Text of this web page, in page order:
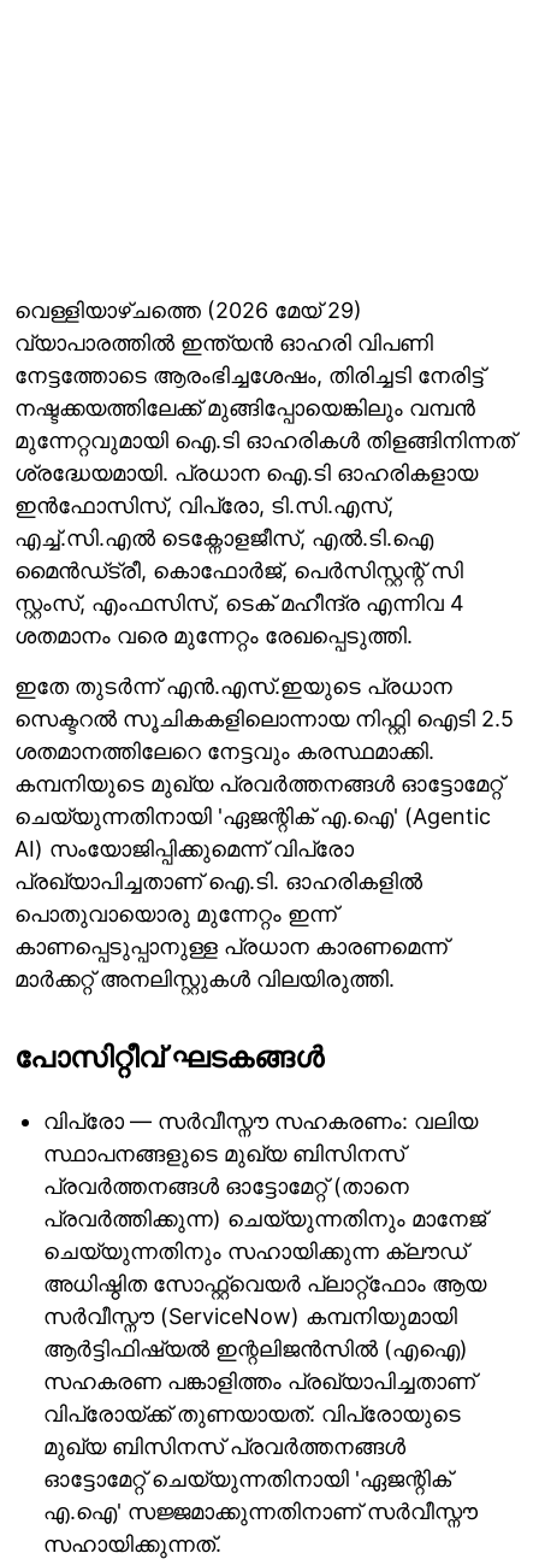
വെള്ളിയാഴ്ചത്തെ (2026 മേയ് 29)
വ്യാപാരത്തിൽ ഇന്ത്യൻ ഓഹരി വിപണി
നേട്ടത്തോടെ ആരംഭിച്ചശേഷം, തിരിച്ചടി നേരിട്ട്
നഷ്ടക്കയത്തിലേക്ക് മുങ്ങിപ്പോയെങ്കിലും വമ്പൻ
മുന്നേറ്റവുമായി ഐ.ടി ഓഹരികൾ തിളങ്ങിനിന്നത്
ശ്രദ്ധേയമായി. പ്രധാന ഐ.ടി ഓഹരികളായ
ഇൻഫോസിസ്, വിപ്രോ, ടി.സി.എസ്,
എച്ച്.സി.എൽ ടെക്നോളജീസ്, എൽ.ടി.ഐ
മൈൻഡ്ട്രീ, കൊഫോർജ്, പെർസി​സ്റ്റന്റ് സി​
സ്റ്റംസ്, എംഫസിസ്, ടെക് മഹീന്ദ്ര എന്നിവ 4
ശതമാനം വരെ മുന്നേറ്റം രേഖപ്പെടുത്തി.
ഇതേ തുടർന്ന് എൻ.എസ്.ഇയുടെ പ്രധാന
സെക്ടറൽ സൂചികകളിലൊന്നായ നിഫ്റ്റി ഐടി 2.5
ശതമാനത്തിലേറെ നേട്ടവും കരസ്ഥമാക്കി.
കമ്പനിയുടെ മുഖ്യ പ്രവർത്തനങ്ങൾ ഓട്ടോമേറ്റ്
ചെയ്യുന്നതിനായി 'ഏജന്റിക് എ.ഐ' (Agentic
AI) സംയോജിപ്പിക്കുമെന്ന് വിപ്രോ
പ്രഖ്യാപിച്ചതാണ് ഐ.ടി. ഓഹരികളിൽ
പൊതുവായൊരു മുന്നേറ്റം ഇന്ന്
കാണപ്പെടുപ്പാനുള്ള പ്രധാന കാരണമെന്ന്
മാർക്കറ്റ് അനലി​സ്റ്റുകൾ വിലയിരുത്തി.
പോസിറ്റീവ് ഘടകങ്ങൾ
വിപ്രോ — സർവീസ്നൗ സഹകരണം: വലിയ
സ്ഥാപനങ്ങളുടെ മുഖ്യ ബിസിനസ്
പ്രവർത്തനങ്ങൾ ഓട്ടോമേറ്റ് (താനെ
പ്രവർത്തിക്കുന്ന) ചെയ്യുന്നതിനും മാനേജ്
ചെയ്യുന്നതിനും സഹായിക്കുന്ന ക്ലൗഡ്
അധിഷ്ഠിത സോഫ്റ്റ്‍വെയർ പ്ലാറ്റ്ഫോം ആയ
സർവീസ്നൗ (ServiceNow) കമ്പനിയുമായി
ആർട്ടിഫിഷ്യൽ ഇന്റലിജൻസിൽ (എഐ)
സഹകരണ പങ്കാളിത്തം പ്രഖ്യാപിച്ചതാണ്
വിപ്രോയ്ക്ക് തുണയായത്. വിപ്രോയുടെ
മുഖ്യ ബിസിനസ് പ്രവർത്തനങ്ങൾ
ഓട്ടോമേറ്റ് ചെയ്യുന്നതിനായി 'ഏജന്റിക്
എ.ഐ' സജ്ജമാക്കുന്നതിനാണ് സർവീസ്നൗ
സഹായിക്കുന്നത്.